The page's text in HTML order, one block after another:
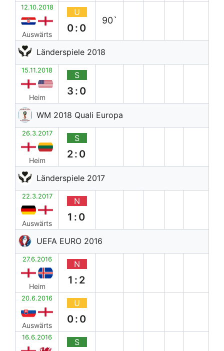
12.10.2018
Auswärts
U
0:0
90`
Länderspiele 2018
15.11.2018
Heim
S
3:0
WM 2018 Quali Europa
26.3.2017
Heim
S
2:0
Länderspiele 2017
22.3.2017
Auswärts
N
1:0
UEFA EURO 2016
27.6.2016
Heim
N
1:2
20.6.2016
Auswärts
U
0:0
16.6.2016 S